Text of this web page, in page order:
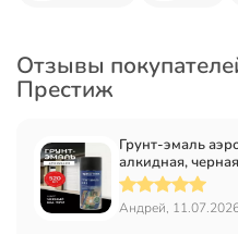
Отзывы
Престиж
Грунт-эмаль
алкидная,
Андрей,